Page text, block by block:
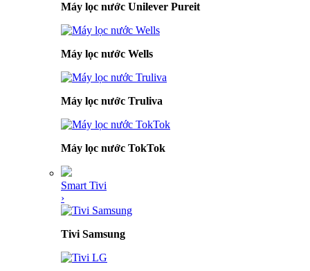
Máy lọc nước Unilever Pureit
Máy lọc nước Wells
Máy lọc nước Truliva
Máy lọc nước TokTok
Smart Tivi
›
Tivi Samsung